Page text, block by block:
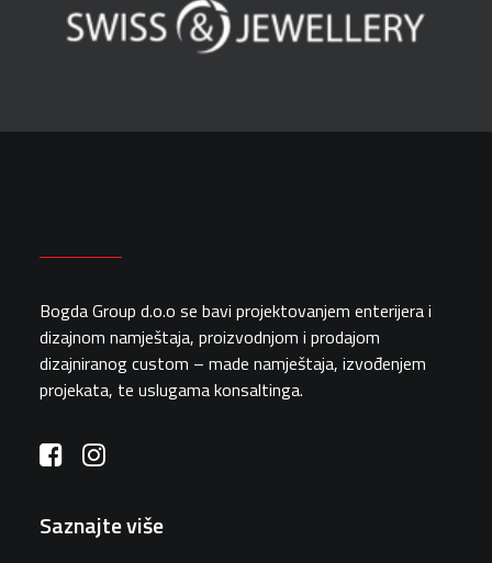
Bogda Group d.o.o se bavi projektovanjem enterijera i
dizajnom namještaja, proizvodnjom i prodajom
dizajniranog custom – made namještaja, izvođenjem
projekata, te uslugama konsaltinga.
Saznajte više